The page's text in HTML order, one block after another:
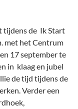
tijdens de Ik Start
met het Centrum
17 september te
in klaag en jubel
de tijd tijdens de
Verder een